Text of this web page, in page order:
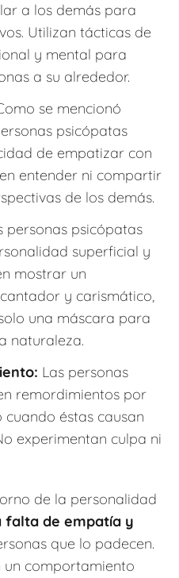
a los demás para
Utilizan tácticas de
y mental para
a su alrededor.
se mencionó
psicópatas
de empatizar con
entender ni compartir
de los demás.
personas psicópatas
superficial y
mostrar un
y carismático,
una máscara para
naturaleza.
Las personas
remordimientos por
cuando éstas causan
experimentan culpa ni
de la personalidad
falta de empatía y
que lo padecen.
un comportamiento